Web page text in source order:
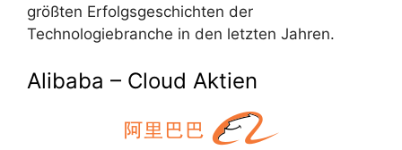
größten Erfolgsgeschichten der
Technologiebranche in den letzten Jahren.
Alibaba – Cloud Aktien